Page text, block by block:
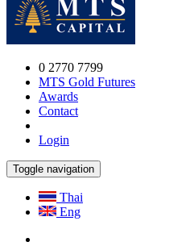
0 2770 7799
MTS Gold Futures
Awards
Contact
Login
Toggle navigation
Thai
Eng